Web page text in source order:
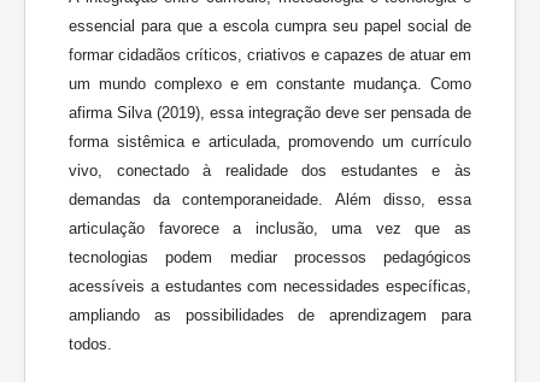
essencial para que a escola cumpra seu papel social de
formar cidadãos críticos, criativos e capazes de atuar em
um mundo complexo e em constante mudança. Como
afirma Silva (2019), essa integração deve ser pensada de
forma sistêmica e articulada, promovendo um currículo
vivo, conectado à realidade dos estudantes e às
demandas da contemporaneidade. Além disso, essa
articulação favorece a inclusão, uma vez que as
tecnologias podem mediar processos pedagógicos
acessíveis a estudantes com necessidades específicas,
ampliando as possibilidades de aprendizagem para
todos.